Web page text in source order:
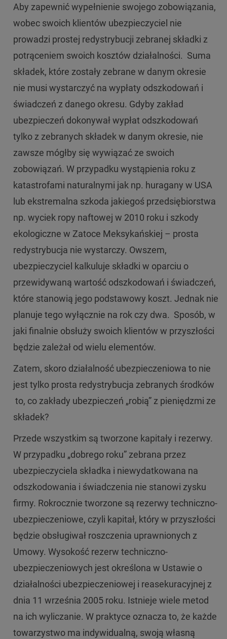
Aby zapewnić wypełnienie swojego zobowiązania,
wobec swoich klientów ubezpieczyciel nie
prowadzi prostej redystrybucji zebranej składki z
potrąceniem swoich kosztów działalności. Suma
składek, które zostały zebrane w danym okresie
nie musi wystarczyć na wypłaty odszkodowań i
świadczeń z danego okresu. Gdyby zakład
ubezpieczeń dokonywał wypłat odszkodowań
tylko z zebranych składek w danym okresie, nie
zawsze mógłby się wywiązać ze swoich
zobowiązań. W przypadku wystąpienia roku z
katastrofami naturalnymi jak np. huragany w USA
lub ekstremalna szkoda jakiegoś przedsiębiorstwa
np. wyciek ropy naftowej w 2010 roku i szkody
ekologiczne w Zatoce Meksykańskiej – prosta
redystrybucja nie wystarczy. Owszem,
ubezpieczyciel kalkuluje składki w oparciu o
przewidywaną wartość odszkodowań i świadczeń,
które stanowią jego podstawowy koszt. Jednak nie
planuje tego wyłącznie na rok czy dwa. Sposób, w
jaki finalnie obsłuży swoich klientów w przyszłości
będzie zależał od wielu elementów.
Zatem, skoro działalność ubezpieczeniowa to nie
jest tylko prosta redystrybucja zebranych środków
to, co zakłady ubezpieczeń „robią” z pieniędzmi ze
składek?
Przede wszystkim są tworzone kapitały i rezerwy.
W przypadku „dobrego roku” zebrana przez
ubezpieczyciela składka i niewydatkowana na
odszkodowania i świadczenia nie stanowi zysku
firmy. Rokrocznie tworzone są rezerwy techniczno-
ubezpieczeniowe, czyli kapitał, który w przyszłości
będzie obsługiwał roszczenia uprawnionych z
Umowy. Wysokość rezerw techniczno-
ubezpieczeniowych jest określona w Ustawie o
działalności ubezpieczeniowej i reasekuracyjnej z
dnia 11 września 2005 roku. Istnieje wiele metod
na ich wyliczanie. W praktyce oznacza to, że każde
towarzystwo ma indywidualną, swoją własną